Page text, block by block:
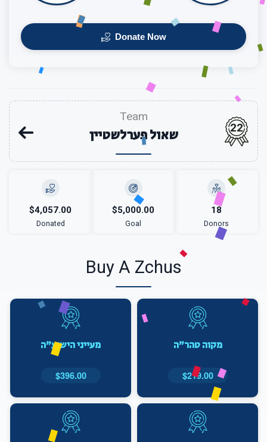
Donate Now
Team
שאול פערלשטיין 22
$4,057.00
Donated
$5,000.00
Goal
18
Donors
Buy A Zchus
מקוה טהר"ה
$219.00
מעייני הישוע"ה
$396.00